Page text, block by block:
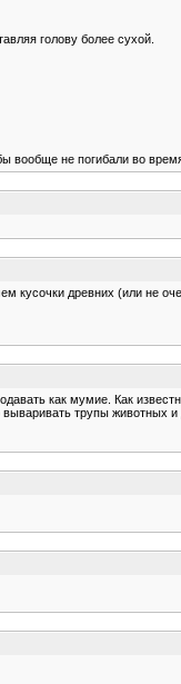
голову более сухой.
вообще не погибали во
кусочки древних (или не
как мумие. Как
трупы животных